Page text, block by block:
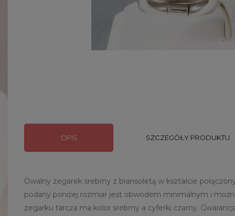
OPIS SZCZEGÓŁY PRODUKTU
Owalny zegarek srebrny z bransoletą w kształcie
podany poniżej rozmiar jest obwodem minimalnym i
zegarku tarcza ma kolor srebrny a cyferki czarny.